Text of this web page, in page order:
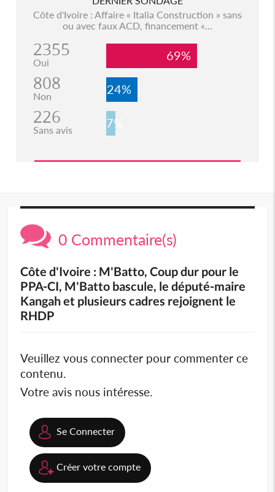
Côte d'Ivoire : Affaire « Italia Construction » sans
ou avec faux ACD, financement «...
2355
Oui 69%
808
Non 24%
226
Sans avis 7%
0 Commentaire(s)
Côte d'Ivoire : M'Batto, Coup dur pour le
PPA-CI, M'Batto bascule, le député-maire
Kangah et plusieurs cadres rejoignent le
RHDP
Veuillez vous connecter pour commenter ce
contenu.
Votre avis nous intéresse.
Se Connecter
Créer votre compte